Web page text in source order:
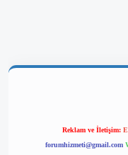
Reklam ve İletişim:
forumhizmeti@gmail.com